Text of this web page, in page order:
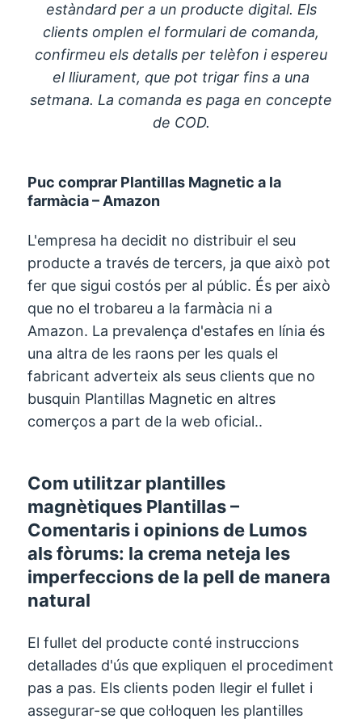
estàndard per a un producte digital. Els
clients omplen el formulari de comanda,
confirmeu els detalls per telèfon i espereu
el lliurament, que pot trigar fins a una
setmana. La comanda es paga en concepte
de COD.
Puc comprar Plantillas Magnetic a la
farmàcia – Amazon
L'empresa ha decidit no distribuir el seu
producte a través de tercers, ja que això pot
fer que sigui costós per al públic. És per això
que no el trobareu a la farmàcia ni a
Amazon. La prevalença d'estafes en línia és
una altra de les raons per les quals el
fabricant adverteix als seus clients que no
busquin Plantillas Magnetic en altres
comerços a part de la web oficial..
Com utilitzar plantilles
magnètiques Plantillas –
Comentaris i opinions de Lumos
als fòrums: la crema neteja les
imperfeccions de la pell de manera
natural
El fullet del producte conté instruccions
detallades d'ús que expliquen el procediment
pas a pas. Els clients poden llegir el fullet i
assegurar-se que col·loquen les plantilles